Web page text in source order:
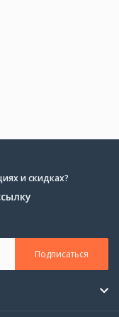
и скидках?
Подписаться